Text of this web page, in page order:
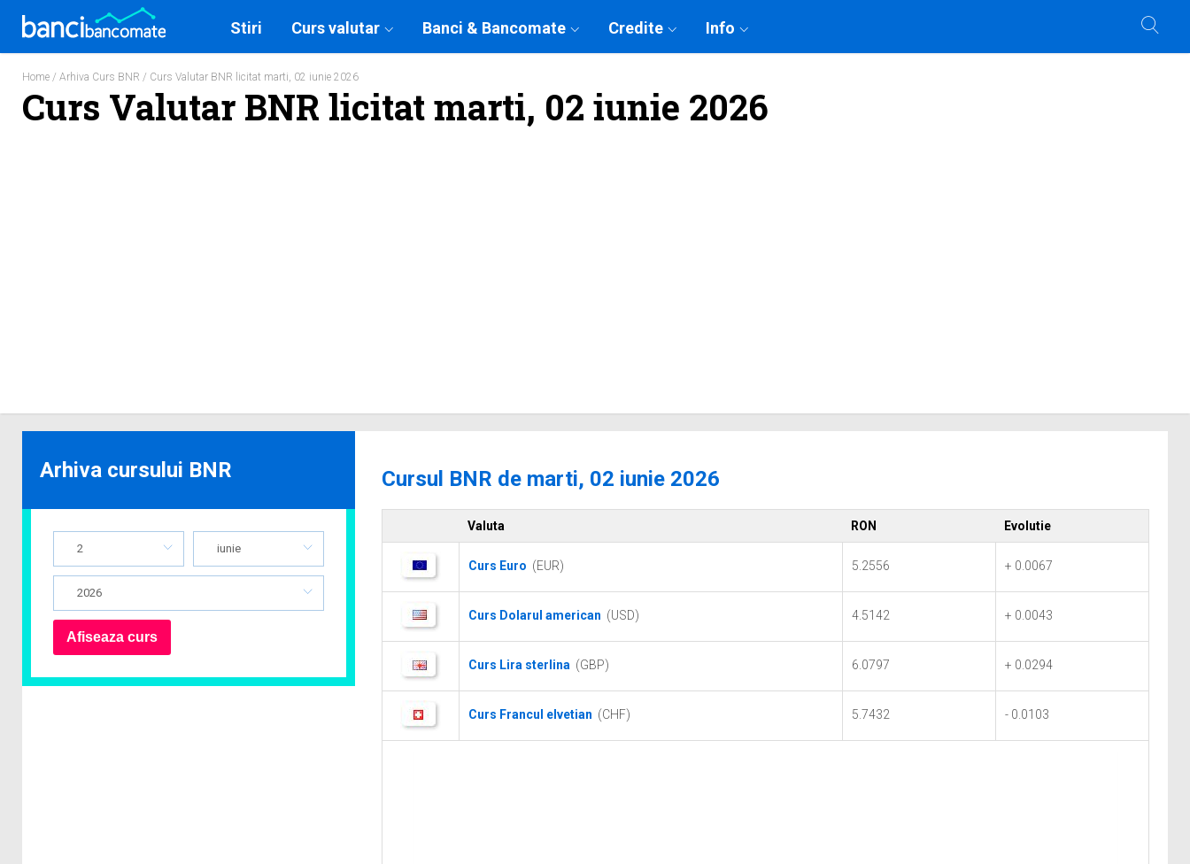
Stiri Curs valutar Banci & Bancomate Credite Info
Home / Arhiva Curs BNR / Curs Valutar BNR licitat marti, 02 iunie 2026
Curs Valutar BNR licitat marti, 02 iunie 2026
Cursul BNR de marti, 02 iunie 2026
Valuta RON Evolutie
Curs Euro (EUR) 5.2556 + 0.0067
Curs Dolarul american (USD) 4.5142 + 0.0043
Curs Lira sterlina (GBP) 6.0797 + 0.0294
Curs Francul elvetian (CHF) 5.7432 - 0.0103
Arhiva cursului BNR
2 iunie
2026